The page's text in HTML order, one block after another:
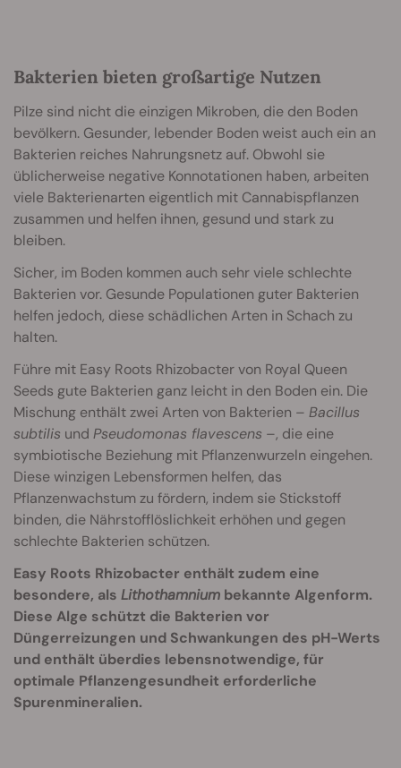
Bakterien bieten großartige Nutzen
Pilze sind nicht die einzigen Mikroben, die den Boden
bevölkern. Gesunder, lebender Boden weist auch ein an
Bakterien reiches Nahrungsnetz auf. Obwohl sie
üblicherweise negative Konnotationen haben, arbeiten
viele Bakterienarten eigentlich mit Cannabispflanzen
zusammen und helfen ihnen, gesund und stark zu
bleiben.
Sicher, im Boden kommen auch sehr viele schlechte
Bakterien vor. Gesunde Populationen guter Bakterien
helfen jedoch, diese schädlichen Arten in Schach zu
halten.
Führe mit Easy Roots Rhizobacter von Royal Queen
Seeds gute Bakterien ganz leicht in den Boden ein. Die
Mischung enthält zwei Arten von Bakterien – Bacillus
subtilis und Pseudomonas flavescens –, die eine
symbiotische Beziehung mit Pflanzenwurzeln eingehen.
Diese winzigen Lebensformen helfen, das
Pflanzenwachstum zu fördern, indem sie Stickstoff
binden, die Nährstofflöslichkeit erhöhen und gegen
schlechte Bakterien schützen.
Easy Roots Rhizobacter enthält zudem eine
besondere, als Lithothamnium bekannte Algenform.
Diese Alge schützt die Bakterien vor
Düngerreizungen und Schwankungen des pH-Werts
und enthält überdies lebensnotwendige, für
optimale Pflanzengesundheit erforderliche
Spurenmineralien.